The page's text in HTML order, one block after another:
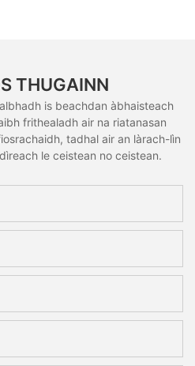
THUGAINN
is beachdan àbhaisteach
frithealadh air na riatanasan
tadhal air an làrach-lìn
le ceistean no ceistean.